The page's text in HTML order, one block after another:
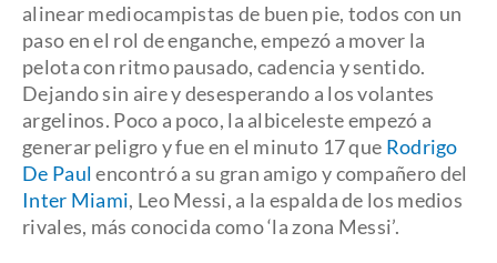
alinear mediocampistas de buen pie, todos con un
paso en el rol de enganche, empezó a mover la
pelota con ritmo pausado, cadencia y sentido.
Dejando sin aire y desesperando a los volantes
argelinos. Poco a poco, la albiceleste empezó a
generar peligro y fue en el minuto 17 que Rodrigo
De Paulencontró a su gran amigo y compañero del
Inter Miami, Leo Messi, a la espalda de los medios
rivales, más conocida como ‘la zona Messi’.